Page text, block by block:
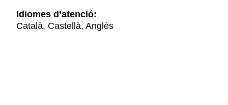
Idiomes d’atenció:
Català, Castellà, Anglès